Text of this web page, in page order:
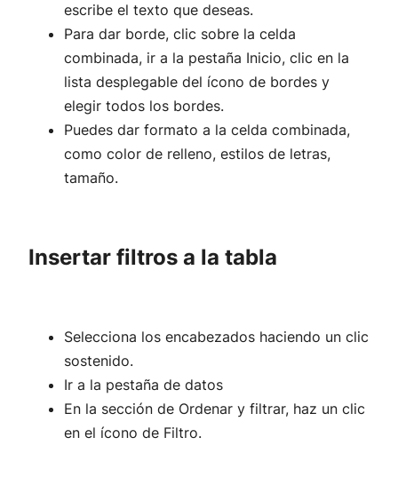
escribe el texto que deseas.
Para dar borde, clic sobre la celda
combinada, ir a la pestaña Inicio, clic en la
lista desplegable del ícono de bordes y
elegir todos los bordes.
Puedes dar formato a la celda combinada,
como color de relleno, estilos de letras,
tamaño.
Insertar filtros a la tabla
Selecciona los encabezados haciendo un clic
sostenido.
Ir a la pestaña de datos
En la sección de Ordenar y filtrar, haz un clic
en el ícono de Filtro.